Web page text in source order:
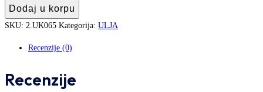
KOPRIVE
30ml
Dodaj u korpu
SKU: 2.UK065 Kategorija: ULJA
Recenzije (0)
Recenzije